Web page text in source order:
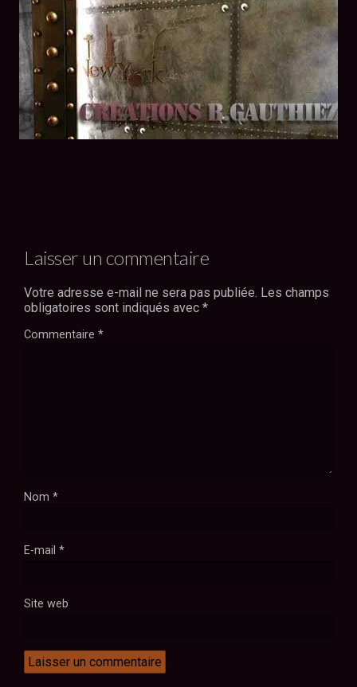
Laisser un commentaire
Votre adresse e-mail ne sera pas publiée. Les champs
obligatoires sont indiqués avec *
Commentaire *
Nom *
E-mail *
Site web